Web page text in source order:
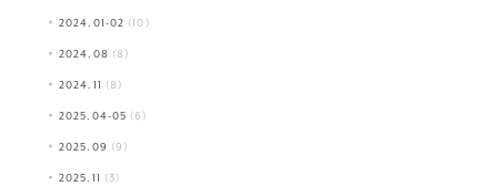
2024.01-02 (10)
2024.08 (8)
2024.11 (8)
2025.04-05 (6)
2025.09 (9)
2025.11 (3)